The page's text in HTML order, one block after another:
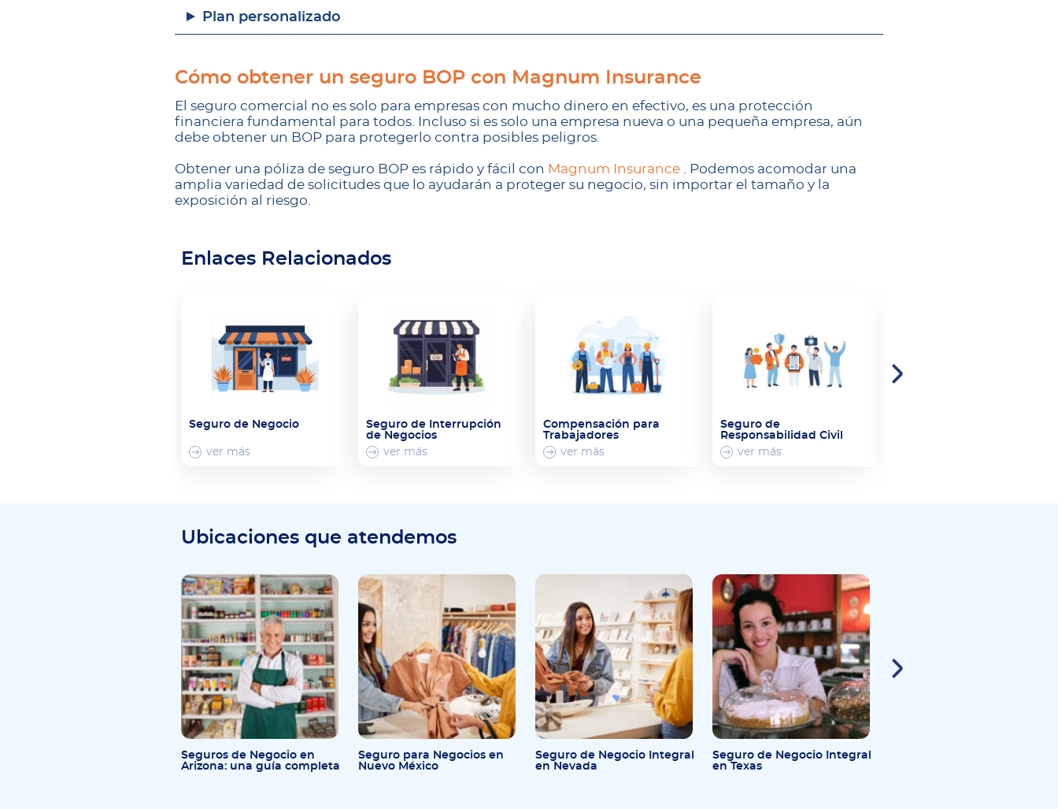
Plan personalizado
Cómo obtener un seguro BOP con Magnum Insurance
El seguro comercial no es solo para empresas con mucho dinero en efectivo, es una protección
financiera fundamental para todos. Incluso si es solo una empresa nueva o una pequeña empresa, aún
debe obtener un BOP para protegerlo contra posibles peligros.
Obtener una póliza de seguro BOP es rápido y fácil con Magnum Insurance
. Podemos acomodar una
amplia variedad de solicitudes que lo ayudarán a proteger su negocio, sin importar el tamaño y la
exposición al riesgo.
Enlaces Relacionados
Seguro de Negocio
ver más
Seguro de Interrupción
de Negocios
ver más
Compensación para
Trabajadores
ver más
Seguro de
Responsabilidad Civil
ver más
Ubicaciones que atendemos
Seguros de Negocio en
Arizona: una guía completa
Seguro para Negocios en
Nuevo México
Seguro de Negocio Integral
en Nevada
Seguro de Negocio Integral
en Texas